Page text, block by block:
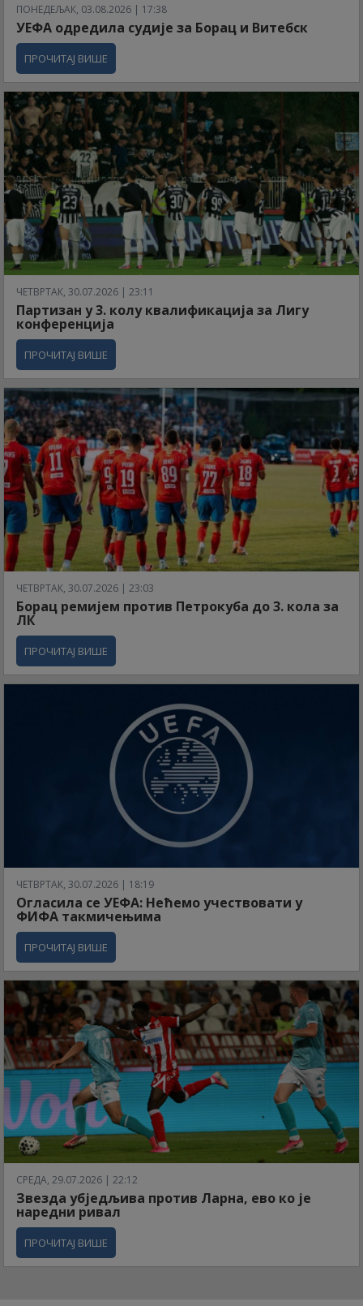
ПОНЕДЕЉАК, 03.08.2026 | 17:38
УЕФА одредила судије за Борац и Витебск
ПРОЧИТАЈ ВИШЕ
ЧЕТВРТАК, 30.07.2026 | 23:11
Партизан у 3. колу квалификација за Лигу
конференција
ПРОЧИТАЈ ВИШЕ
ЧЕТВРТАК, 30.07.2026 | 23:03
Борац ремијем против Петрокуба до 3. кола за
ЛК
ПРОЧИТАЈ ВИШЕ
ЧЕТВРТАК, 30.07.2026 | 18:19
Огласила се УЕФА: Нећемо учествовати у
ФИФА такмичењима
ПРОЧИТАЈ ВИШЕ
СРЕДА, 29.07.2026 | 22:12
Звезда убједљива против Ларна, ево ко је
наредни ривал
ПРОЧИТАЈ ВИШЕ